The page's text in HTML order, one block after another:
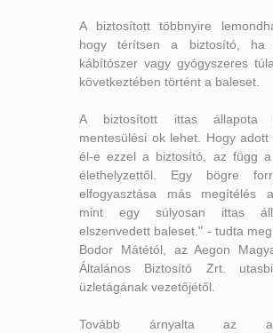
A biztosított többnyire
hogy térítsen a biztosító, ha
kábítószer vagy gyógyszeres
következtében történt a baleset.
A biztosított ittas állapota
mentesülési ok lehet. Hogy adott
él-e ezzel a biztosító, az függ
élethelyzettől. Egy bögre
elfogyasztása más megítélés
mint egy súlyosan ittas
elszenvedett baleset." - tudta
Bodor Mátétól, az Aegon
Általános Biztosító Zrt.
üzletágának vezetőjétől.
Tovább árnyalta az